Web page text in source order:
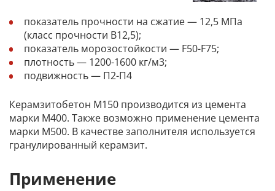
показатель прочности на сжатие — 12,5 МПа
(класс прочности В12,5);
показатель морозостойкости — F50-F75;
плотность — 1200-1600 кг/м3;
подвижность — П2-П4
Керамзитобетон М150 производится из цемента
марки М400. Также возможно применение цемента
марки М500. В качестве заполнителя используется
гранулированный керамзит.
Применение